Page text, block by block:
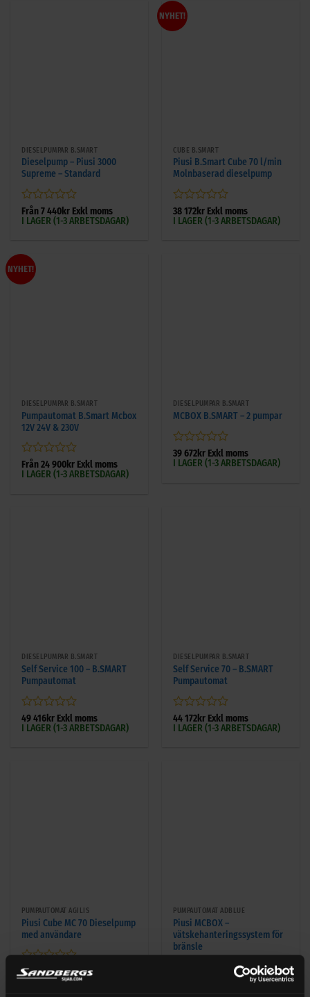
DIESELPUMPAR B.SMART
Dieselpump – Piusi 3000
Supreme – Standard
Betygsatt
Från7 440kr Exkl moms
I LAGER (1-3 ARBETSDAGAR)
NYHET!
CUBE B.SMART
Piusi B.Smart Cube 70 l/min
Molnbaserad dieselpump
Betygsatt
38 172kr Exkl moms
I LAGER (1-3 ARBETSDAGAR)
NYHET!
DIESELPUMPAR B.SMART
Pumpautomat B.Smart Mcbox
12V 24V & 230V
Betygsatt
Från24 900kr Exkl moms
I LAGER (1-3 ARBETSDAGAR)
DIESELPUMPAR B.SMART
MCBOX B.SMART – 2 pumpar
Betygsatt
39 672kr Exkl moms
I LAGER (1-3 ARBETSDAGAR)
DIESELPUMPAR B.SMART
Self Service 100 – B.SMART
Pumpautomat
Betygsatt
0
49 416kr Exkl moms
I LAGER (1-3 ARBETSDAGAR)
DIESELPUMPAR B.SMART
Self Service 70 – B.SMART
Pumpautomat
Betygsatt
0
44 172kr Exkl moms
I LAGER (1-3 ARBETSDAGAR)
PUMPAUTOMAT AGILIS
Piusi Cube MC 70 Dieselpump
med användare
Betygsatt
0
23 148krExkl moms
I LAGER (1-3 ARBETSDAGAR)
PUMPAUTOMAT ADBLUE
Piusi MCBOX –
vätskehanteringssystem för
bränsle